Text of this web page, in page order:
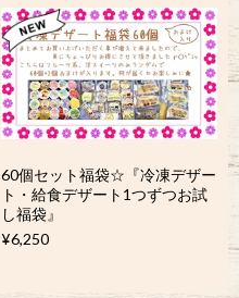
60個セット福袋☆『冷凍デザー
ト・給食デザート1つずつお試
し福袋』
¥6,250